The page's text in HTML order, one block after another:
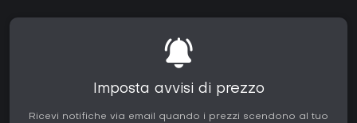
Imposta avvisi di prezzo
Ricevi notifiche via email quando i prezzi scendono al tuo